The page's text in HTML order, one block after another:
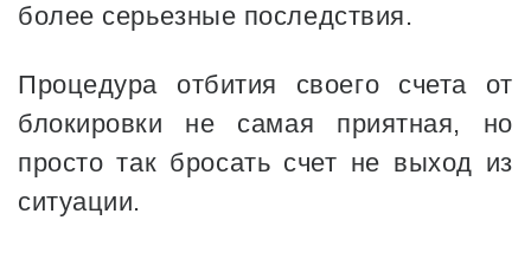
более серьезные последствия.
Процедура отбития своего счета от
блокировки не самая приятная, но
просто так бросать счет не выход из
ситуации.